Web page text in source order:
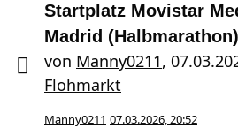
Startplatz Movistar
Madrid
von Manny0211,
Flohmarkt
Manny0211 07.03.2026, 20:52